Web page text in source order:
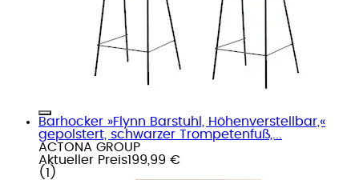
Barhocker »Flynn Barstuhl, Höhenverstellbar,«
gepolstert, schwarzer Trompetenfuß,...
ACTONA GROUP
Aktueller Preis199,99 €
( 1 )